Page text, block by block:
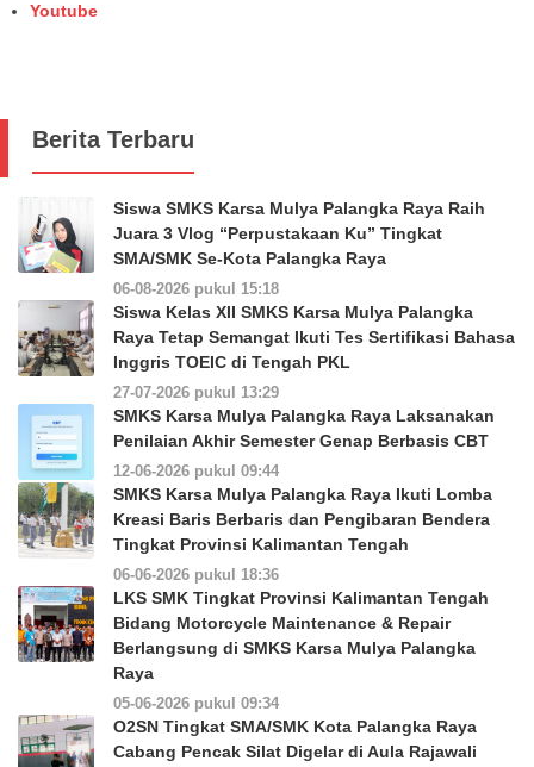
Youtube
Berita Terbaru
Siswa SMKS Karsa Mulya Palangka Raya Raih
Juara 3 Vlog “Perpustakaan Ku” Tingkat
SMA/SMK Se-Kota Palangka Raya
06-08-2026 pukul 15:18
Siswa Kelas XII SMKS Karsa Mulya Palangka
Raya Tetap Semangat Ikuti Tes Sertifikasi Bahasa
Inggris TOEIC di Tengah PKL
27-07-2026 pukul 13:29
SMKS Karsa Mulya Palangka Raya Laksanakan
Penilaian Akhir Semester Genap Berbasis CBT
12-06-2026 pukul 09:44
SMKS Karsa Mulya Palangka Raya Ikuti Lomba
Kreasi Baris Berbaris dan Pengibaran Bendera
Tingkat Provinsi Kalimantan Tengah
06-06-2026 pukul 18:36
LKS SMK Tingkat Provinsi Kalimantan Tengah
Bidang Motorcycle Maintenance & Repair
Berlangsung di SMKS Karsa Mulya Palangka
Raya
05-06-2026 pukul 09:34
O2SN Tingkat SMA/SMK Kota Palangka Raya
Cabang Pencak Silat Digelar di Aula Rajawali